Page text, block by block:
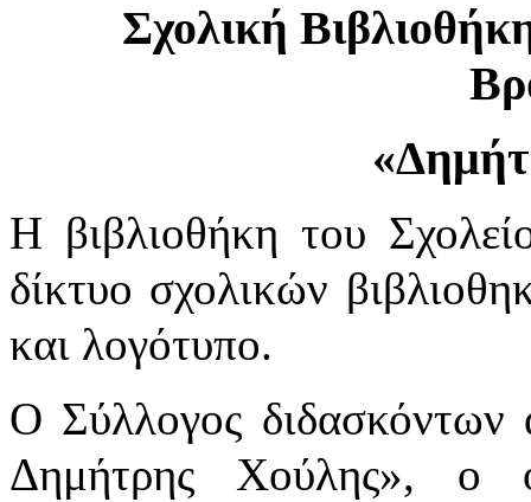
Σχολική
Η βιβλιοθήκη του
δίκτυο σχολικών
και λογότυπο.
Ο Σύλλογος
Δημήτρης Χούλης», ο